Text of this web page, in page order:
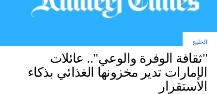
الخليج
"ثقافة الوفرة والوعي".. عائلات
الإمارات تدير مخزونها الغذائي بذكاء
الاستقرار